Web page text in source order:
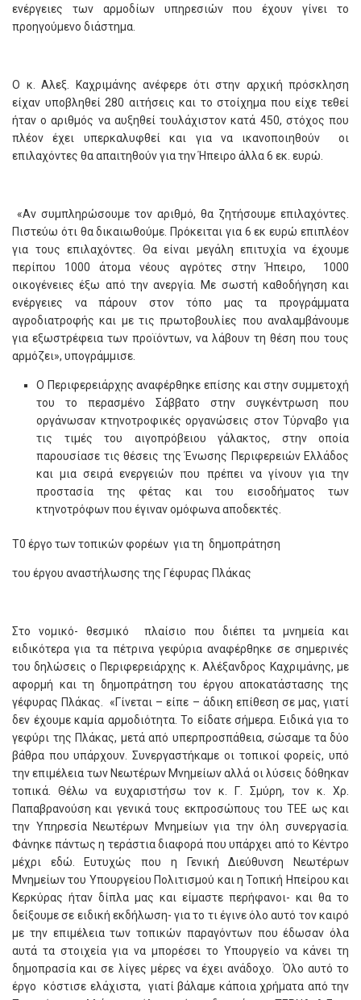
ενέργειες των αρμοδίων υπηρεσιών που έχουν γίνει το
προηγούμενο διάστημα.
Ο κ. Αλεξ. Καχριμάνης ανέφερε ότι στην αρχική πρόσκληση
είχαν υποβληθεί 280 αιτήσεις και το στοίχημα που είχε τεθεί
ήταν ο αριθμός να αυξηθεί τουλάχιστον κατά 450, στόχος που
πλέον έχει υπερκαλυφθεί και για να ικανοποιηθούν οι
επιλαχόντες θα απαιτηθούν για την Ήπειρο άλλα 6 εκ. ευρώ.
«Αν συμπληρώσουμε τον αριθμό, θα ζητήσουμε επιλαχόντες.
Πιστεύω ότι θα δικαιωθούμε. Πρόκειται για 6 εκ ευρώ επιπλέον
για τους επιλαχόντες. Θα είναι μεγάλη επιτυχία να έχουμε
περίπου 1000 άτομα νέους αγρότες στην Ήπειρο, 1000
οικογένειες έξω από την ανεργία. Με σωστή καθοδήγηση και
ενέργειες να πάρουν στον τόπο μας τα προγράμματα
αγροδιατροφής και με τις πρωτοβουλίες που αναλαμβάνουμε
για εξωστρέφεια των προϊόντων, να λάβουν τη θέση που τους
αρμόζει», υπογράμμισε.
Ο Περιφερειάρχης αναφέρθηκε επίσης και στην συμμετοχή
του το περασμένο Σάββατο στην συγκέντρωση που
οργάνωσαν κτηνοτροφικές οργανώσεις στον Τύρναβο για
τις τιμές του αιγοπρόβειου γάλακτος, στην οποία
παρουσίασε τις θέσεις της Ένωσης Περιφερειών Ελλάδος
και μια σειρά ενεργειών που πρέπει να γίνουν για την
προστασία της φέτας και του εισοδήματος των
κτηνοτρόφων που έγιναν ομόφωνα αποδεκτές.
Τ0 έργο των τοπικών φορέων για τη δημοπράτηση
του έργου αναστήλωσης της Γέφυρας Πλάκας
Στο νομικό- θεσμικό πλαίσιο που διέπει τα μνημεία και
ειδικότερα για τα πέτρινα γεφύρια αναφέρθηκε σε σημερινές
του δηλώσεις ο Περιφερειάρχης κ. Αλέξανδρος Καχριμάνης, με
αφορμή και τη δημοπράτηση του έργου αποκατάστασης της
γέφυρας Πλάκας. «Γίνεται – είπε – άδικη επίθεση σε μας, γιατί
δεν έχουμε καμία αρμοδιότητα. Το είδατε σήμερα. Ειδικά για το
γεφύρι της Πλάκας, μετά από υπερπροσπάθεια, σώσαμε τα δύο
βάθρα που υπάρχουν. Συνεργαστήκαμε οι τοπικοί φορείς, υπό
την επιμέλεια των Νεωτέρων Μνημείων αλλά οι λύσεις δόθηκαν
τοπικά. Θέλω να ευχαριστήσω τον κ. Γ. Σμύρη, τον κ. Χρ.
Παπαβρανούση και γενικά τους εκπροσώπους του ΤΕΕ ως και
την Υπηρεσία Νεωτέρων Μνημείων για την όλη συνεργασία.
Φάνηκε πάντως η τεράστια διαφορά που υπάρχει από το Κέντρο
μέχρι εδώ. Ευτυχώς που η Γενική Διεύθυνση Νεωτέρων
Μνημείων του Υπουργείου Πολιτισμού και η Τοπική Ηπείρου και
Κερκύρας ήταν δίπλα μας και είμαστε περήφανοι- και θα το
δείξουμε σε ειδική εκδήλωση- για το τι έγινε όλο αυτό τον καιρό
με την επιμέλεια των τοπικών παραγόντων που έδωσαν όλα
αυτά τα στοιχεία για να μπορέσει το Υπουργείο να κάνει τη
δημοπρασία και σε λίγες μέρες να έχει ανάδοχο. Όλο αυτό το
έργο κόστισε ελάχιστα, γιατί βάλαμε κάποια χρήματα από την